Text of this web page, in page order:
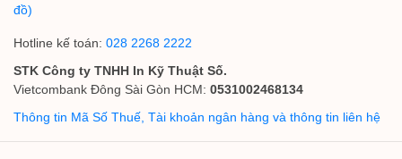
đồ)
Hotline kế toán: 028 2268 2222
STK Công ty TNHH In Kỹ Thuật Số.
Vietcombank Đông Sài Gòn HCM: 0531002468134
Thông tin Mã Số Thuế, Tài khoản ngân hàng và thông tin liên hệ